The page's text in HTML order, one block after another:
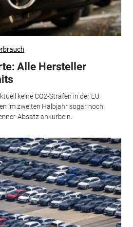
Alle Hersteller
keine CO2-Strafen in der EU
im zweiten Halbjahr sogar noch
Absatz ankurbeln.